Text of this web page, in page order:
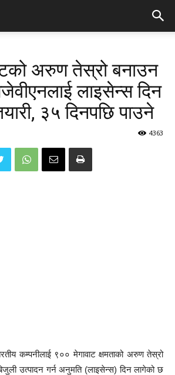
अरुण तेस्रो बनाउन
लाइसेन्स दिन
३५ दिनपछि पाउने
4363
कम्पनीलाई ९०० मेगावाट क्षमताको अरुण तेस्रो
उत्पादन गर्न अनुमति (लाइसेन्स) दिन लागेको छ